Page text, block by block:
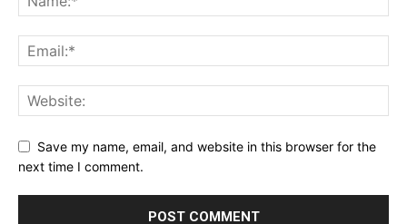
Save my name, email, and website in this browser for the
next time I comment.